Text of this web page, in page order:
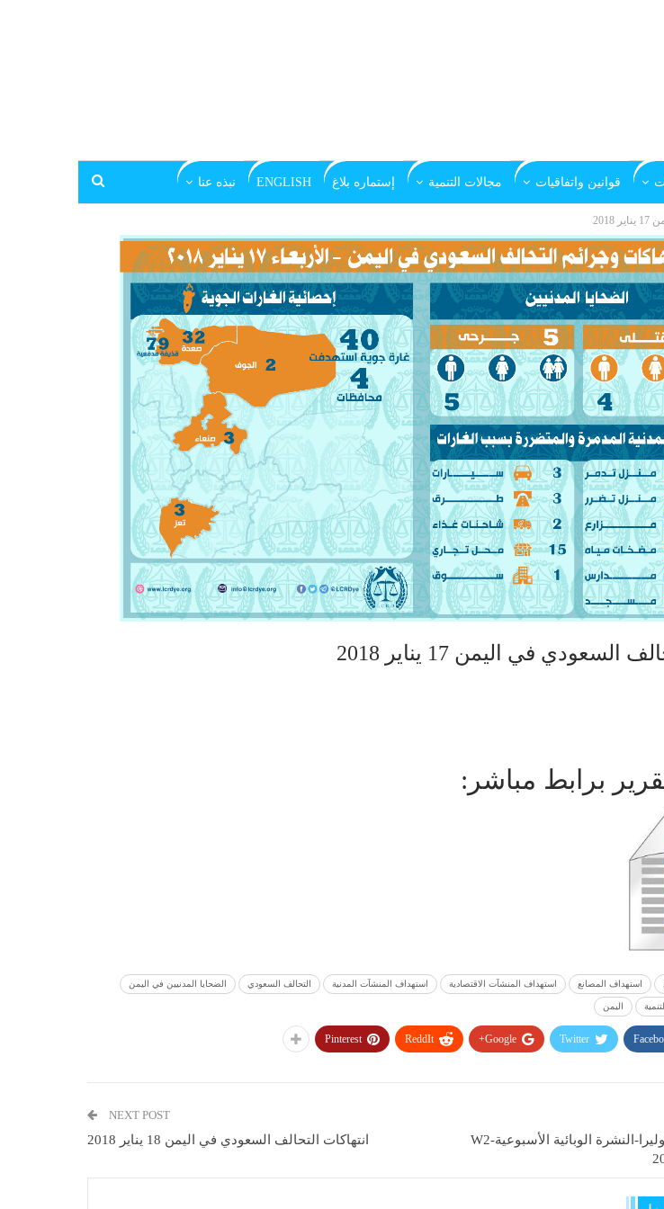
قوانين واتفاقيات مجالات التنمية إستماره بلاغ ENGLISH نبذه عنا
السعودي في اليمن 17 يناير 2018
برابط مباشر:
استهداف المصانع استهداف المنشآت الاقتصادية استهداف المنشآت المدنية التحالف السعودي الضحايا المدنيين في اليمن
اليمن
Twitter
Google+
ReddIt
Pinterest
اليمن:الاستجابة للكولیرا-النشرة الوبائیة الأسبوعیة-W2
NEXT POST
انتهاكات التحالف السعودي في اليمن 18 يناير 2018